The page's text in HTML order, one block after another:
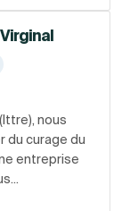
nous
du curage du
entreprise